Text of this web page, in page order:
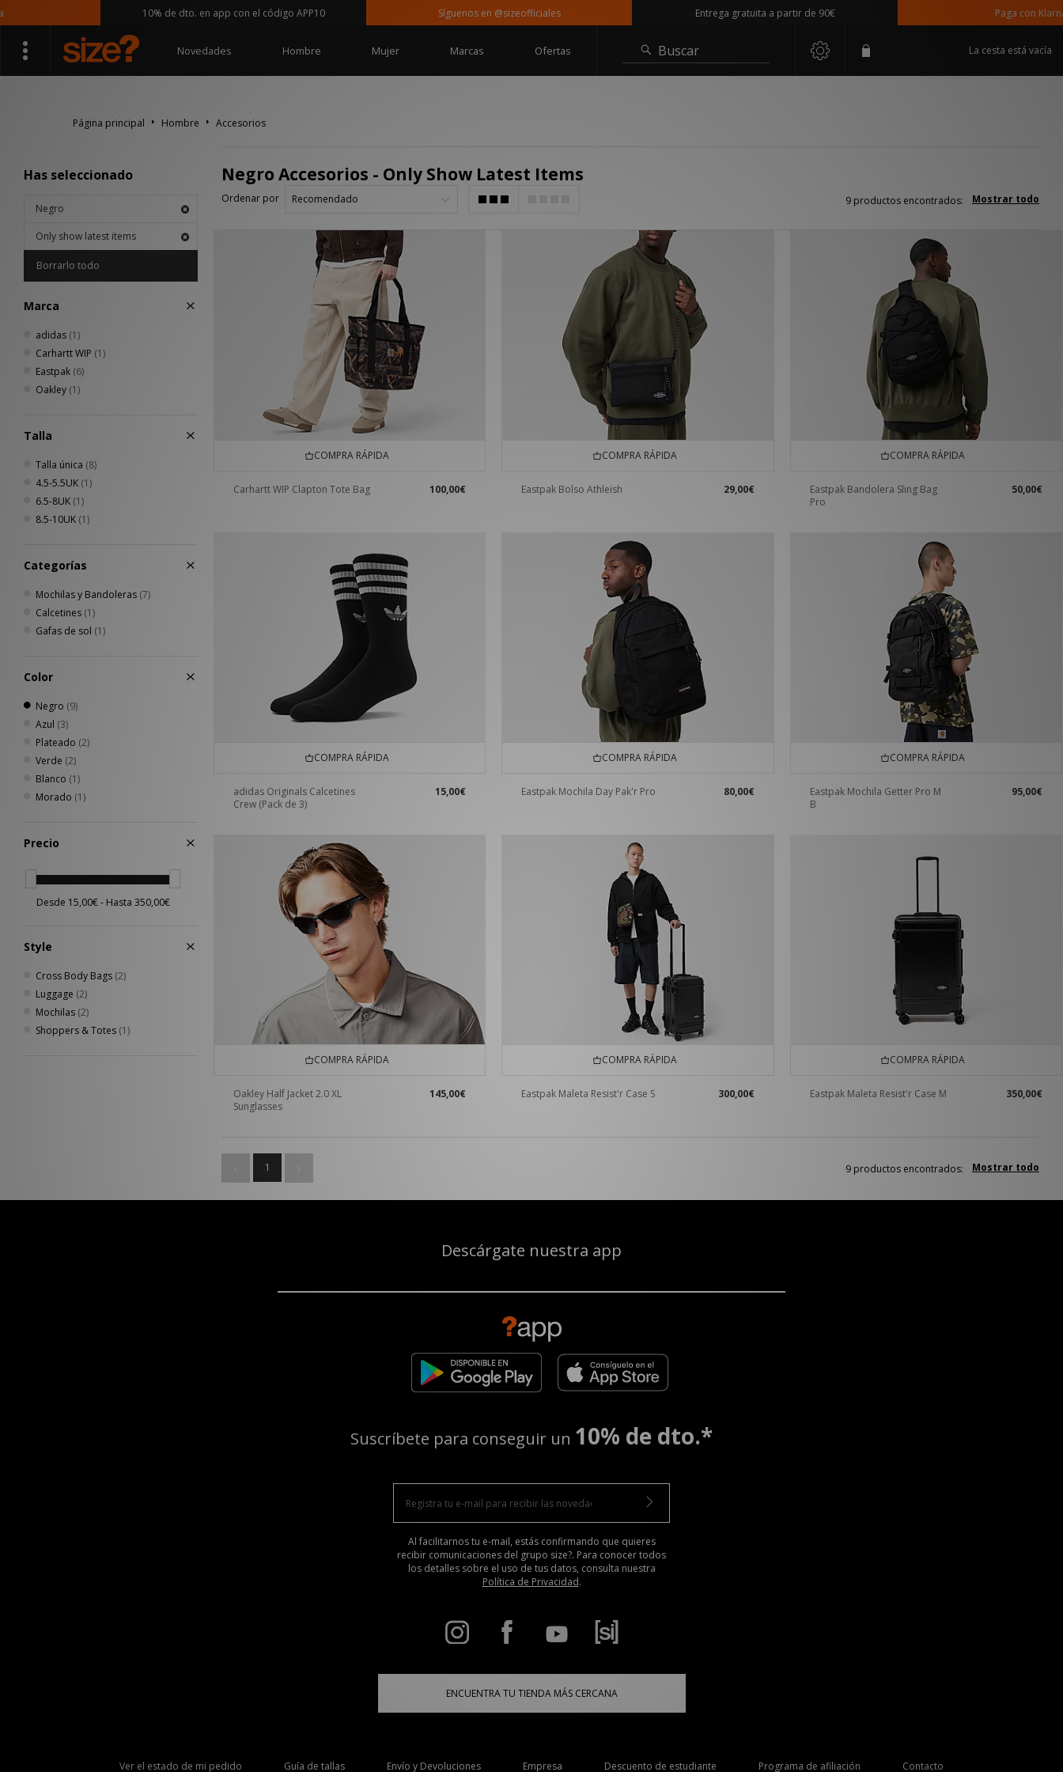
10% de dto. en app con el código APP10 Síguenos en @sizeofficiales Entrega gratuita a partir de 90€ Paga con Klarna
Novedades Hombre Mujer Marcas Ofertas Buscar La cesta está vacía
Página principal Hombre Accesorios
Has seleccionado
Negro
Only show latest items
Borrarlo todo
Marca
adidas (1)
Carhartt WIP (1)
Eastpak (6)
Oakley (1)
Talla
Talla única (8)
4.5-5.5UK (1)
6.5-8UK (1)
8.5-10UK (1)
Categorías
Mochilas y Bandoleras (7)
Calcetines (1)
Gafas de sol (1)
Color
Negro (9)
Azul (3)
Plateado (2)
Verde (2)
Blanco (1)
Morado (1)
Precio
Style
Cross Body Bags (2)
Luggage (2)
Mochilas (2)
Shoppers & Totes (1)
Negro Accesorios - Only Show Latest Items
Ordenar por Mostrar todo
9 productos encontrados:
COMPRA RÁPIDA
Carhartt WIP Clapton Tote Bag 100,00€
COMPRA RÁPIDA
Eastpak Bolso Athleish 29,00€
COMPRA RÁPIDA
Eastpak Bandolera Sling Bag
Pro
50,00€
COMPRA RÁPIDA
adidas Originals Calcetines
Crew (Pack de 3)
15,00€
COMPRA RÁPIDA
Eastpak Mochila Day Pak'r Pro 80,00€
COMPRA RÁPIDA
Eastpak Mochila Getter Pro M
B
95,00€
COMPRA RÁPIDA
Oakley Half Jacket 2.0 XL
Sunglasses
145,00€
COMPRA RÁPIDA
Eastpak Maleta Resist'r Case S 300,00€
COMPRA RÁPIDA
Eastpak Maleta Resist'r Case M 350,00€
1 Mostrar todo
9 productos encontrados:
Descárgate nuestra app
Suscríbete para conseguir un 10% de dto.*
Al facilitarnos tu e-mail, estás confirmando que quieres
recibir comunicaciones del grupo size?. Para conocer todos
los detalles sobre el uso de tus datos, consulta nuestra
Política de Privacidad.
ENCUENTRA TU TIENDA MÁS CERCANA
Ver el estado de mi pedido Guía de tallas Envío y Devoluciones Empresa Descuento de estudiante Programa de afiliación Contacto